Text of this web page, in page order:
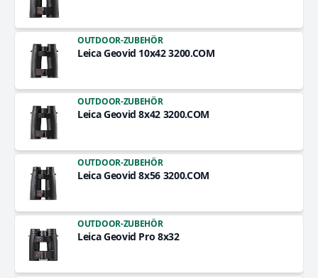
OUTDOOR-ZUBEHÖR
Leica Geovid 10x42 3200.COM
OUTDOOR-ZUBEHÖR
Leica Geovid 8x42 3200.COM
OUTDOOR-ZUBEHÖR
Leica Geovid 8x56 3200.COM
OUTDOOR-ZUBEHÖR
Leica Geovid Pro 8x32